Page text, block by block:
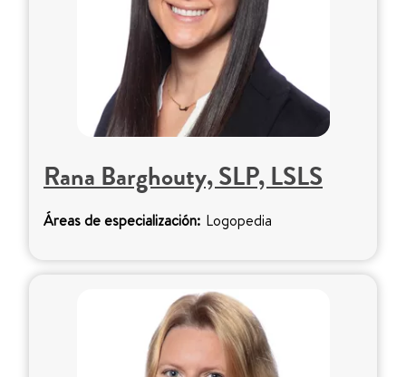
Rana Barghouty, SLP, LSLS
Áreas de especialización: Logopedia